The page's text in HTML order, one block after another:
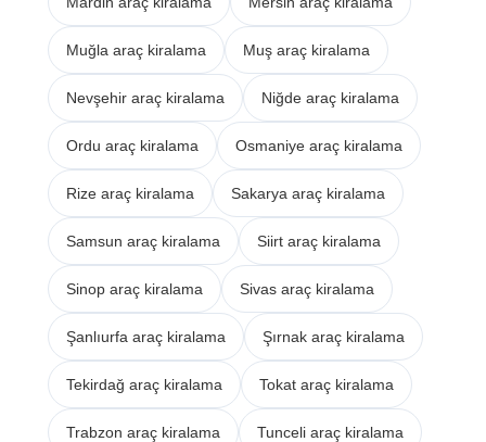
Muğla araç kiralama Muş araç kiralama
Nevşehir araç kiralama Niğde araç kiralama
Ordu araç kiralama Osmaniye araç kiralama
Rize araç kiralama Sakarya araç kiralama
Samsun araç kiralama Siirt araç kiralama
Sinop araç kiralama Sivas araç kiralama
Şanlıurfa araç kiralama Şırnak araç kiralama
Tekirdağ araç kiralama Tokat araç kiralama
Trabzon araç kiralama Tunceli araç kiralama